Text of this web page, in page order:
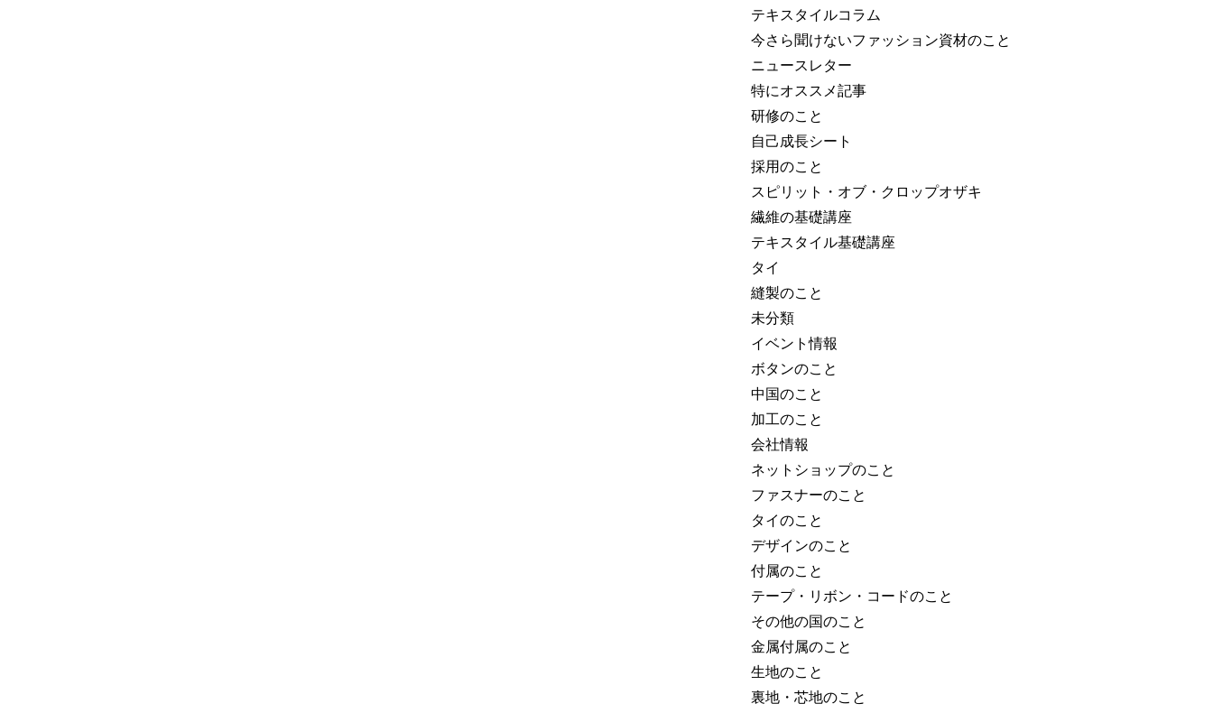
テキスタイルコラム
今さら聞けないファッション資材のこと
ニュースレター
特にオススメ記事
研修のこと
自己成長シート
採用のこと
スピリット・オブ・クロップオザキ
繊維の基礎講座
テキスタイル基礎講座
タイ
縫製のこと
未分類
イベント情報
ボタンのこと
中国のこと
加工のこと
会社情報
ネットショップのこと
ファスナーのこと
タイのこと
デザインのこと
付属のこと
テープ・リボン・コードのこと
その他の国のこと
金属付属のこと
生地のこと
裏地・芯地のこと